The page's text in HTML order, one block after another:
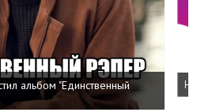
альбом "Единственный